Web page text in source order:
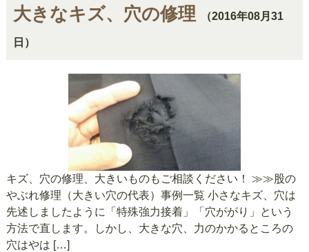
大きなキズ、穴の修理 （2016年08月31
日）
キズ、穴の修理、大きいものもご相談ください！ ≫≫股の
やぶれ修理（大きい穴の代表）事例一覧 小さなキズ、穴は
先述しましたように「特殊強力接着」「穴ががり」という
方法で直します。しかし、大きな穴、力のかかるところの
穴はやは […]